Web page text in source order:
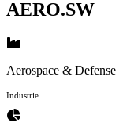
AERO.SW
Aerospace & Defense
Industrie